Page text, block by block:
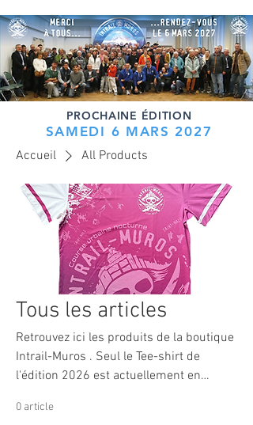
PROCHAINE ÉDITION
SAMEDI 6 MARS 2027
Accueil
All Products
Tous les articles
Retrouvez ici les produits de la boutique
Intrail-Muros . Seul le Tee-shirt de
l'édition 2026 est actuellement en
novembre 2026. CLIQUEZ SUR LE TEE
0 article